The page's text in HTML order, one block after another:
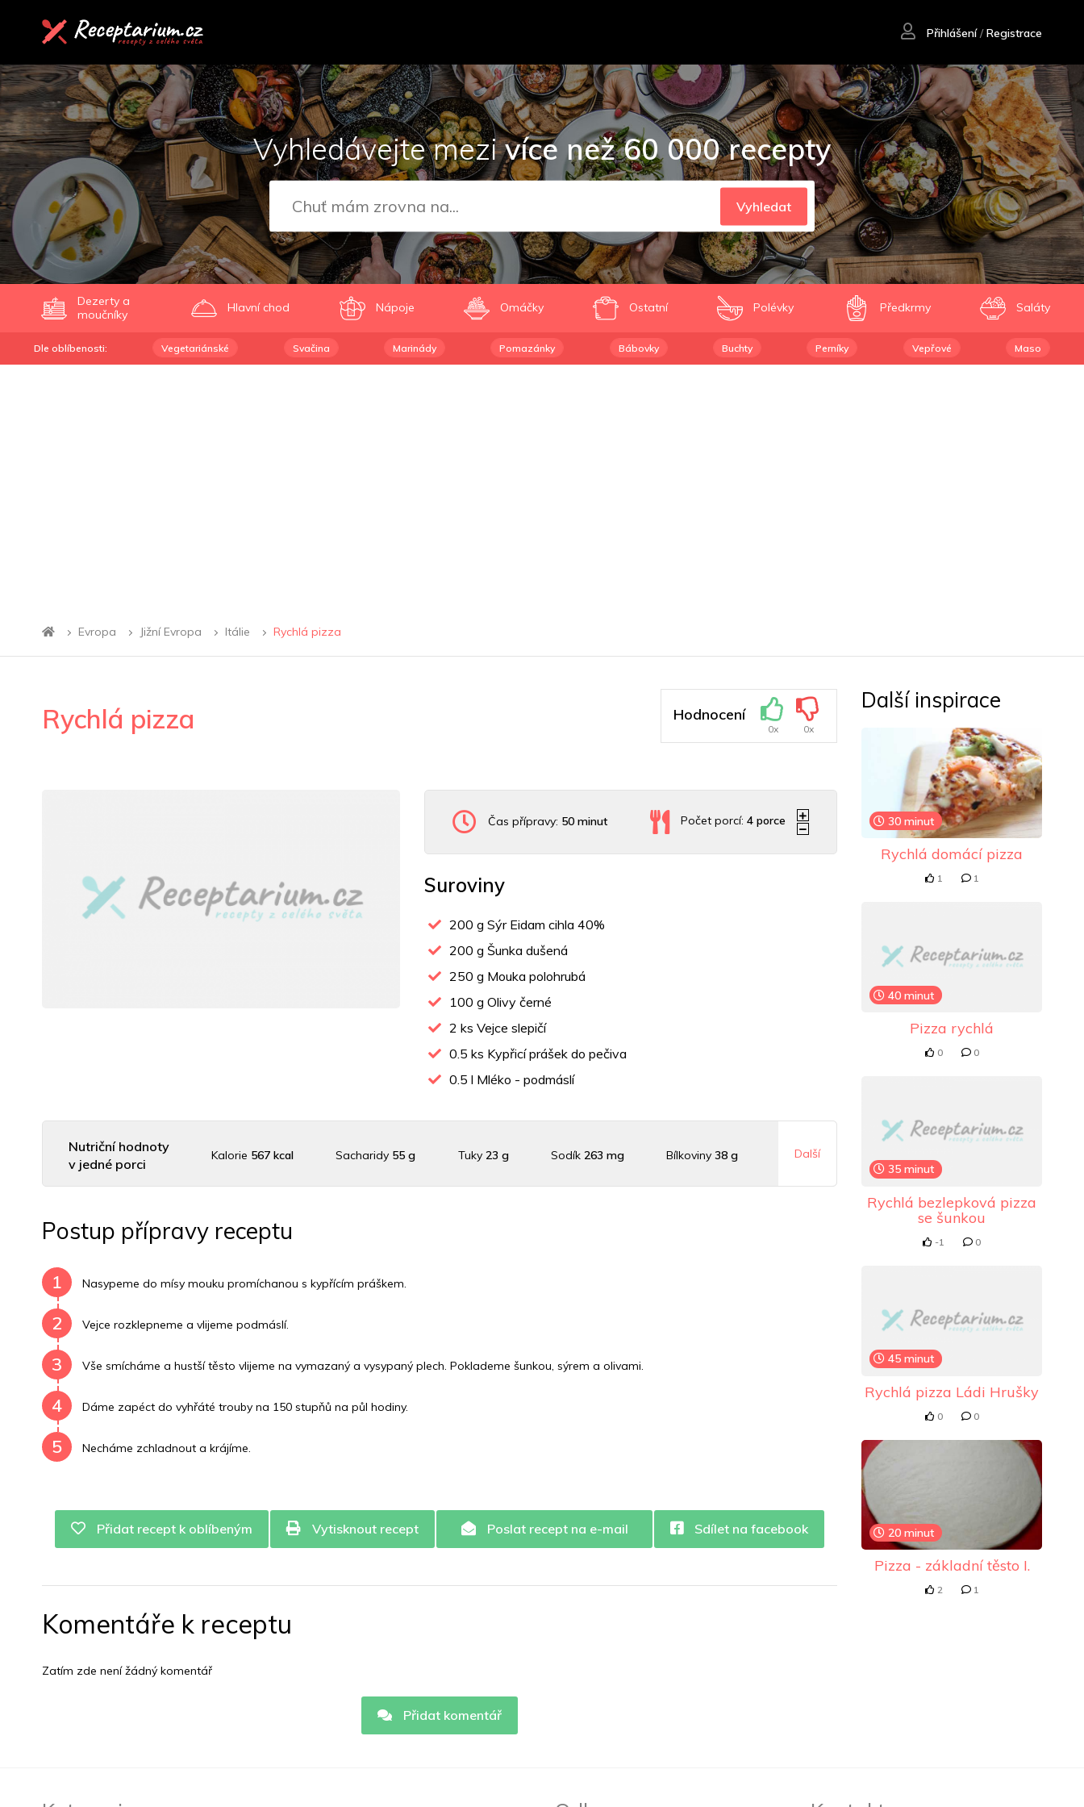
Přihlášení/Registrace
Vyhledávejte mezivíce než 60 000 recepty
Vyhledat
Dezerty a
moučníky
Hlavní chod Nápoje Omáčky Ostatní Polévky Předkrmy Saláty
Dle oblíbenosti: Vegetariánské Svačina Marinády Pomazánky Bábovky Buchty Perníky Vepřové Maso
Evropa Jižní Evropa Itálie Rychlá pizza
Rychlá pizza Hodnocení
0x 0x
Čas přípravy: 50 minut Počet porcí:4 porce
Suroviny
200 g Sýr Eidam cihla 40%
200 g Šunka dušená
250 g Mouka polohrubá
100 g Olivy černé
2 ks Vejce slepičí
0.5 ks Kypřicí prášek do pečiva
0.5 l Mléko - podmáslí
Nutriční hodnoty
v jedné porci
Kalorie 567 kcal Sacharidy 55 g Tuky 23 g Sodík 263 mg Bílkoviny 38 g Další
Postup přípravy receptu
1 Nasypeme do mísy mouku promíchanou s kypřícím práškem.
2 Vejce rozklepneme a vlijeme podmáslí.
3 Vše smícháme a hustší těsto vlijeme na vymazaný a vysypaný plech. Poklademe šunkou, sýrem a olivami.
4 Dáme zapéct do vyhřáté trouby na 150 stupňů na půl hodiny.
5 Necháme zchladnout a krájíme.
Přidat recept k oblíbeným Vytisknout recept Poslat recept na e-mail Sdílet na facebook
Komentáře k receptu
Zatím zde není žádný komentář
Přidat komentář
Další inspirace
30 minut
Rychlá domácí pizza
1 1
40 minut
Pizza rychlá
0 0
35 minut
Rychlá bezlepková pizza
se šunkou
-1 0
45 minut
Rychlá pizza Ládi Hrušky
0 0
20 minut
Pizza - základní těsto I.
2 1